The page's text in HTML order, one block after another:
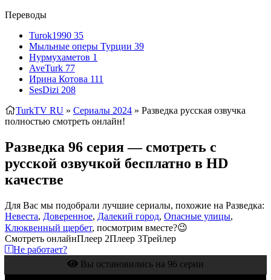
Переводы
Turok1990 35
Мыльные оперы Турции 39
Нурмухаметов 1
AveTurk 77
Ирина Котова 111
SesDizi 208
TurkTV RU » Сериалы 2024 » Разведка русская озвучка
полностью смотреть онлайн!
Разведка 96 серия — смотреть с
русской озвучкой бесплатно в HD
качестве
Для Вас мы подобрали лучшие сериалы, похожие на Разведка:
Невеста, Доверенное, Далекий город, Опасные улицы,
Клюквенный щербет, посмотрим вместе?😉
Смотреть онлайнПлеер 2Плеер 3Трейлер
Не работает?
Вы остановились на 96 серии